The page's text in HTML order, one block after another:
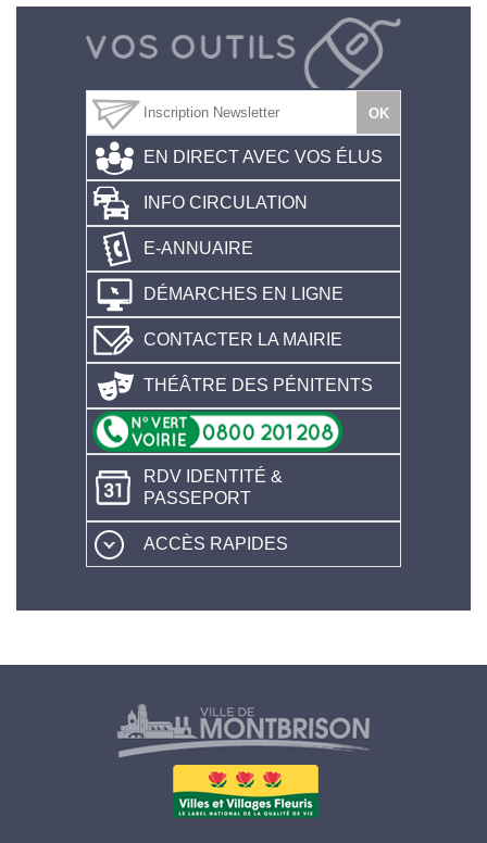
EN DIRECT AVEC VOS ÉLUS
INFO CIRCULATION
E-ANNUAIRE
DÉMARCHES EN LIGNE
CONTACTER LA MAIRIE
THÉÂTRE DES PÉNITENTS
RDV IDENTITÉ &
PASSEPORT
ACCÈS RAPIDES